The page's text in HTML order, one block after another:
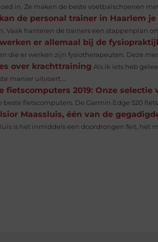
in. Ze maken de beste voetbalschoenen
de personal trainer in Haarlem je
Vaak hanteren de trainers een stappenplan
er allemaal bij de
die er werken zijn fysiotherapeuten. Deze
over krachttraining Als ik iets heb
manier uitvoert....
fietscomputers 2019: Onze
beste fietscomputers. De Garmin Edge 520
Maassluis, één van de
is het inmiddels een doordrongen feit, het